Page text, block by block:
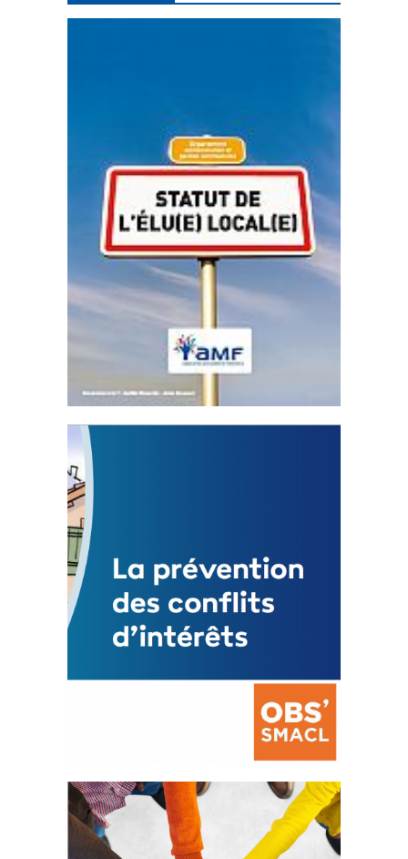
Statut de l’élu local
3 avril 2024
Mise à jour avril 2024
FEUILLETER
La prévention des conflits
d’intérêts
18 septembre 2023
FEUILLETER